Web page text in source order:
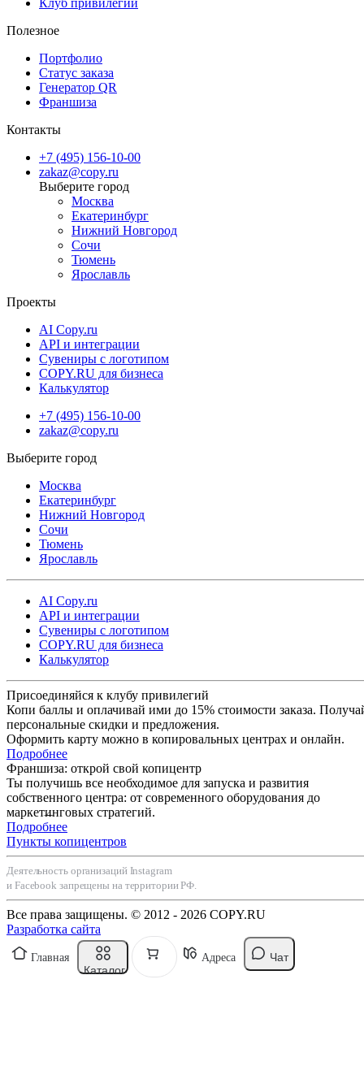
сохраняли красоту и яркость на долгие годы.
Клуб привилегий
Полезное
Портфолио
Статус заказа
Генератор QR
Франшиза
Контакты
+7 (495) 156-10-00
zakaz@copy.ru
Москва
Екатеринбург
Нижний Новгород
Сочи
Тюмень
Ярославль
Проекты
AI Copy.ru
API и интеграции
Сувениры с логотипом
COPY.RU для бизнеса
Калькулятор
+7 (495) 156-10-00
zakaz@copy.ru
Москва
Екатеринбург
Нижний Новгород
Сочи
Тюмень
Ярославль
AI Copy.ru
API и интеграции
Сувениры с логотипом
COPY.RU для бизнеса
Калькулятор
Присоединяйся к клубу привилегий
Копи баллы и оплачивай ими до 15% стоимости заказа.
персональные скидки и предложения.
Оформить карту можно в копировальных центрах и онлайн.
Подробнее
Франшиза: открой свой копицентр
Ты получишь все необходимое для запуска и развития
собственного центра: от современного оборудования до
маркетинговых стратегий.
Подробнее
Пункты копицентров
Деятельность организаций Instagram
и Facebook запрещены на территории РФ.
Все права защищены. © 2012 - 2026 COPY.RU
Разработка сайта
Главная
Каталог
Адреса Чат